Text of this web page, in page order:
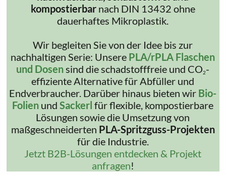
kompostierbar nach DIN 13432 ohne
dauerhaftes Mikroplastik.
Wir begleiten Sie von der Idee bis zur
nachhaltigen Serie: Unsere PLA/rPLA Flaschen
und Dosensind die schadstofffreie und CO2-
effiziente Alternative für Abfüller und
Endverbraucher. Darüber hinaus bieten wir Bio-
Folien undSackerl für flexible, kompostierbare
Lösungen sowie die Umsetzung von
maßgeschneiderten PLA-Spritzguss-Projekten
für die Industrie.
Jetzt B2B-Lösungen entdecken & Projekt
anfragen!